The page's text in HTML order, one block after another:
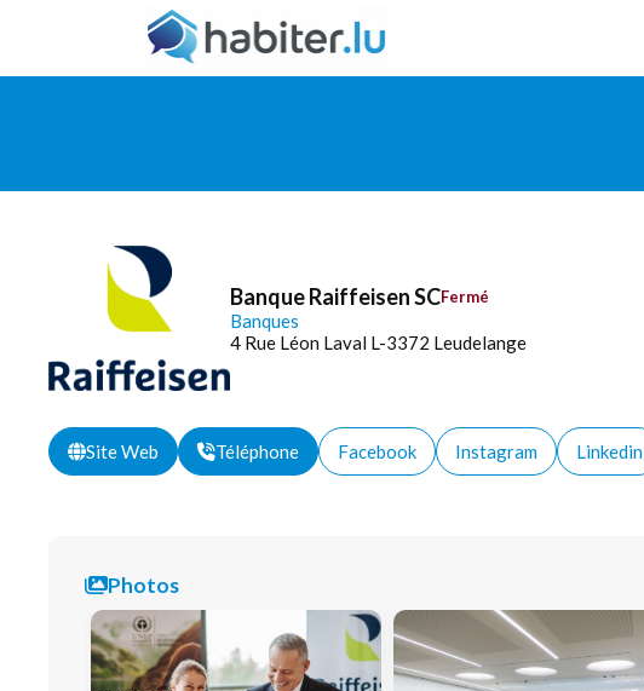
Banque Raiffeisen SCFermé
Banques
4 Rue Léon Laval L-3372 Leudelange
Site Web Téléphone Facebook Instagram Linkedin
Photos